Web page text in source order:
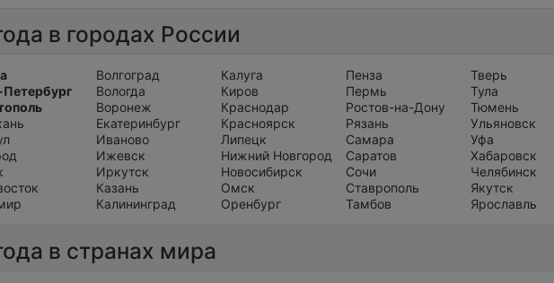
в городах России
Волгоград
Вологда
Воронеж
Екатеринбург
Иваново
Ижевск
Иркутск
Казань
Калининград
Калуга
Киров
Краснодар
Красноярск
Липецк
Нижний Новгород
Новосибирск
Омск
Оренбург
Пенза
Пермь
Ростов-на-Дону
Рязань
Самара
Саратов
Сочи
Ставрополь
Тамбов
Тверь
Тула
Тюмень
Ульяновск
Уфа
Хабаровск
Челябинск
Якутск
Ярославль
в странах мира